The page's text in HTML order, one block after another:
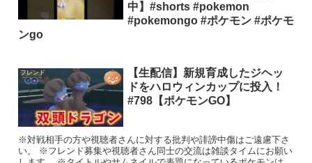
中】#shorts #pokemon
#pokemongo #ポケモン #ポケモ
ンgo
フレンド
【生配信】新規育成したジヘッ
ドをハロウィンカップに投入！
#798【ポケモンGO】
※対戦相手の方や視聴者さんに対する批判や誹謗中傷はご遠慮下さ
い。 ※フレンド募集や視聴者さん同士の交流は雑談タイムにお願い